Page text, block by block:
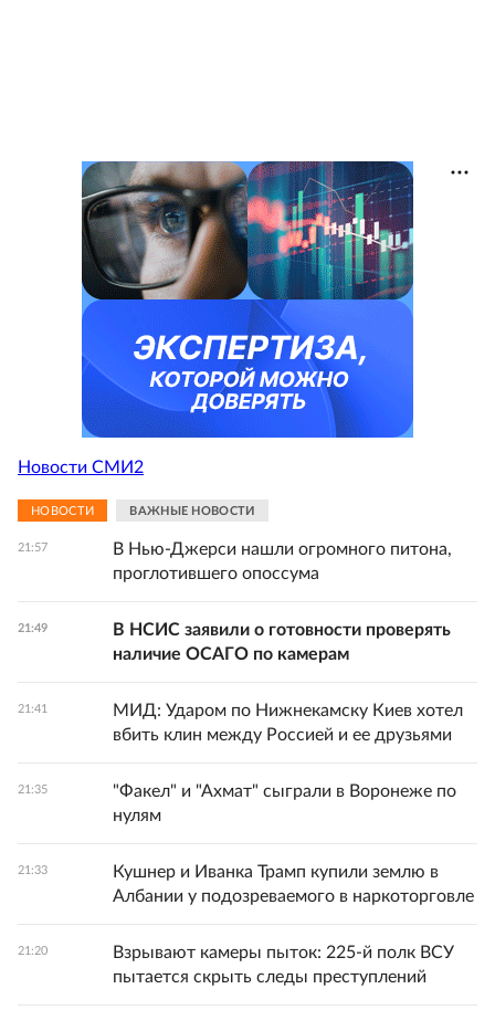
Новости СМИ2
НОВОСТИ ВАЖНЫЕ НОВОСТИ
21:57
В Нью-Джерси нашли огромного питона,
проглотившего опоссума
21:49
В НСИС заявили о готовности проверять
наличие ОСАГО по камерам
21:41
МИД: Ударом по Нижнекамску Киев хотел
вбить клин между Россией и ее друзьями
21:35
"Факел" и "Ахмат" сыграли в Воронеже по
нулям
21:33
Кушнер и Иванка Трамп купили землю в
Албании у подозреваемого в наркоторговле
21:20
Взрывают камеры пыток: 225-й полк ВСУ
пытается скрыть следы преступлений